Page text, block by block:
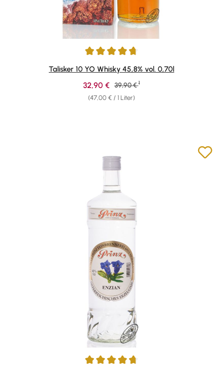
Durchschnittliche Bewertung von 4.78 von 5 Sternen
Talisker 10 YO Whisky 45,8% vol. 0,70l
(47,00 € / 1 Liter)
Verkaufspreis:
32,90 € Regulärer Preis:
39,90 € 1